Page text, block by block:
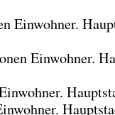
Einwohner.
Einwohner.